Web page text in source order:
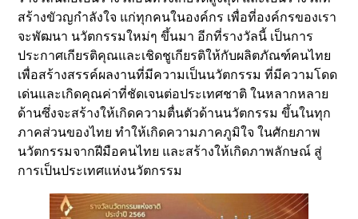
สร้างขัวญกำลังใจ แก่ทุกคนในองค์กร เพื่อที่องค์กรของเรา
จะพัฒนา นวัตกรรมใหม่ๆ ขึ้นมา อีกที่รางวัลนี้ เป็นการ
ประกาศเกียรติคุณและเชิดชูเกียรติให้กับผลิตภัณฑ์คนไทย
เพื่อสร้างสรรค์ผลงานที่มีความเป็นนวัตกรรม ที่มีความโดด
เด่นและเกิดคุณค่าที่ชัดเจนต่อประเทศชาติ ในหลากหลาย
ด้านซึ่งจะสร้างให้เกิดความตื่นตัวด้านนวัตกรรม ขึ้นในทุก
ภาคส่วนของไทย ทำให้เกิดความภาคภูมิใจ ในศักยภาพ
นวัตกรรมจากฝีมือคนไทย และสร้างให้เกิดภาพลักษณ์ สู่
การเป็นประเทศแห่งนวัตกรรม